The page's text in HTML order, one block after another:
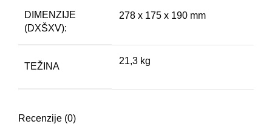
DIMENZIJE
(DXŠXV):
278 x 175 x 190 mm
TEŽINA
21,3 kg
Recenzije (0)